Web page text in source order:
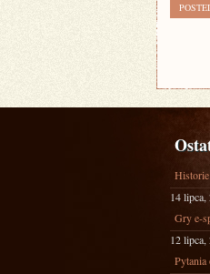
14 lipca,
Gry e-
12 lipca,